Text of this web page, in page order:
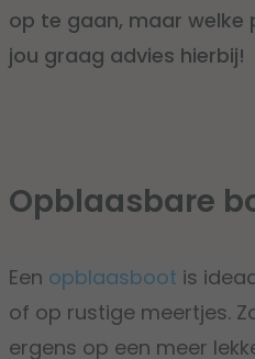
op te gaan, maar welke
jou graag advies hierbij!
Opblaasbare
Een opblaasboot is
of op rustige meertjes.
ergens op een meer